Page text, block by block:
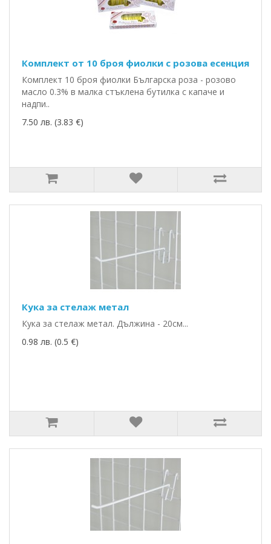
Комплект от 10 броя фиолки с розова есенция
Комплект 10 броя фиолки Българска роза - розово
масло 0.3% в малка стъклена бутилка с капаче и
надпи..
7.50 лв. (3.83 €)
Кука за стелаж метал
Кука за стелаж метал. Дължина - 20см...
0.98 лв. (0.5 €)